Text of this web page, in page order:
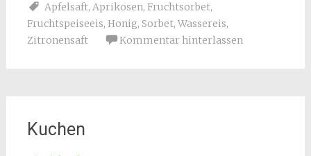
Apfelsaft, Aprikosen, Fruchtsorbet,
Fruchtspeiseeis, Honig, Sorbet, Wassereis,
Zitronensaft
Kommentar hinterlassen
Kuchen